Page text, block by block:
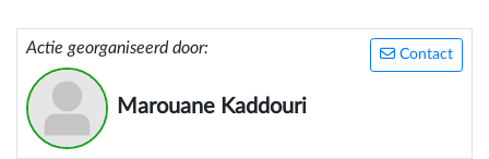
Contact
Actie georganiseerd door:
Marouane Kaddouri